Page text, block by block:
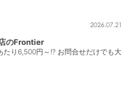
2026.07.21
のFrontier
たり6,500円～!? お問合せだけでも大